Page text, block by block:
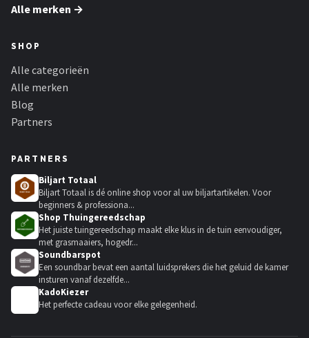
Alle merken →
SHOP
Alle categorieën
Alle merken
Blog
Partners
PARTNERS
Biljart Totaal
Biljart Totaal is dé online shop voor al uw biljartartikelen. Voor
beginners & professiona...
Shop Thuingereedschap
Het juiste tuingereedschap maakt elke klus in de tuin eenvoudiger,
met grasmaaiers, hogedr...
Soundbarspot
Een soundbar bevat een aantal luidsprekers die het geluid de kamer
insturen vanaf dezelfde...
KadoKiezer
Het perfecte cadeau voor elke gelegenheid.